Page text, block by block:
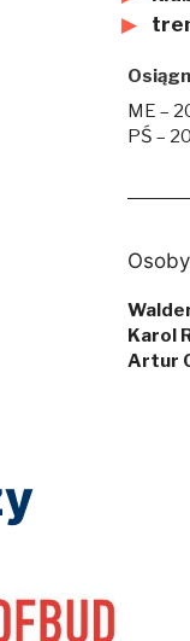
ME –
PŚ –
Karol
Artur